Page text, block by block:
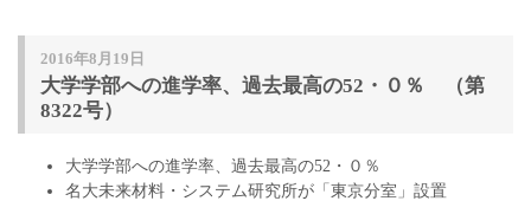
2016年8月19日
大学学部への進学率、過去最高の52・０％ （第
8322号）
大学学部への進学率、過去最高の52・０％
名大未来材料・システム研究所が「東京分室」設置